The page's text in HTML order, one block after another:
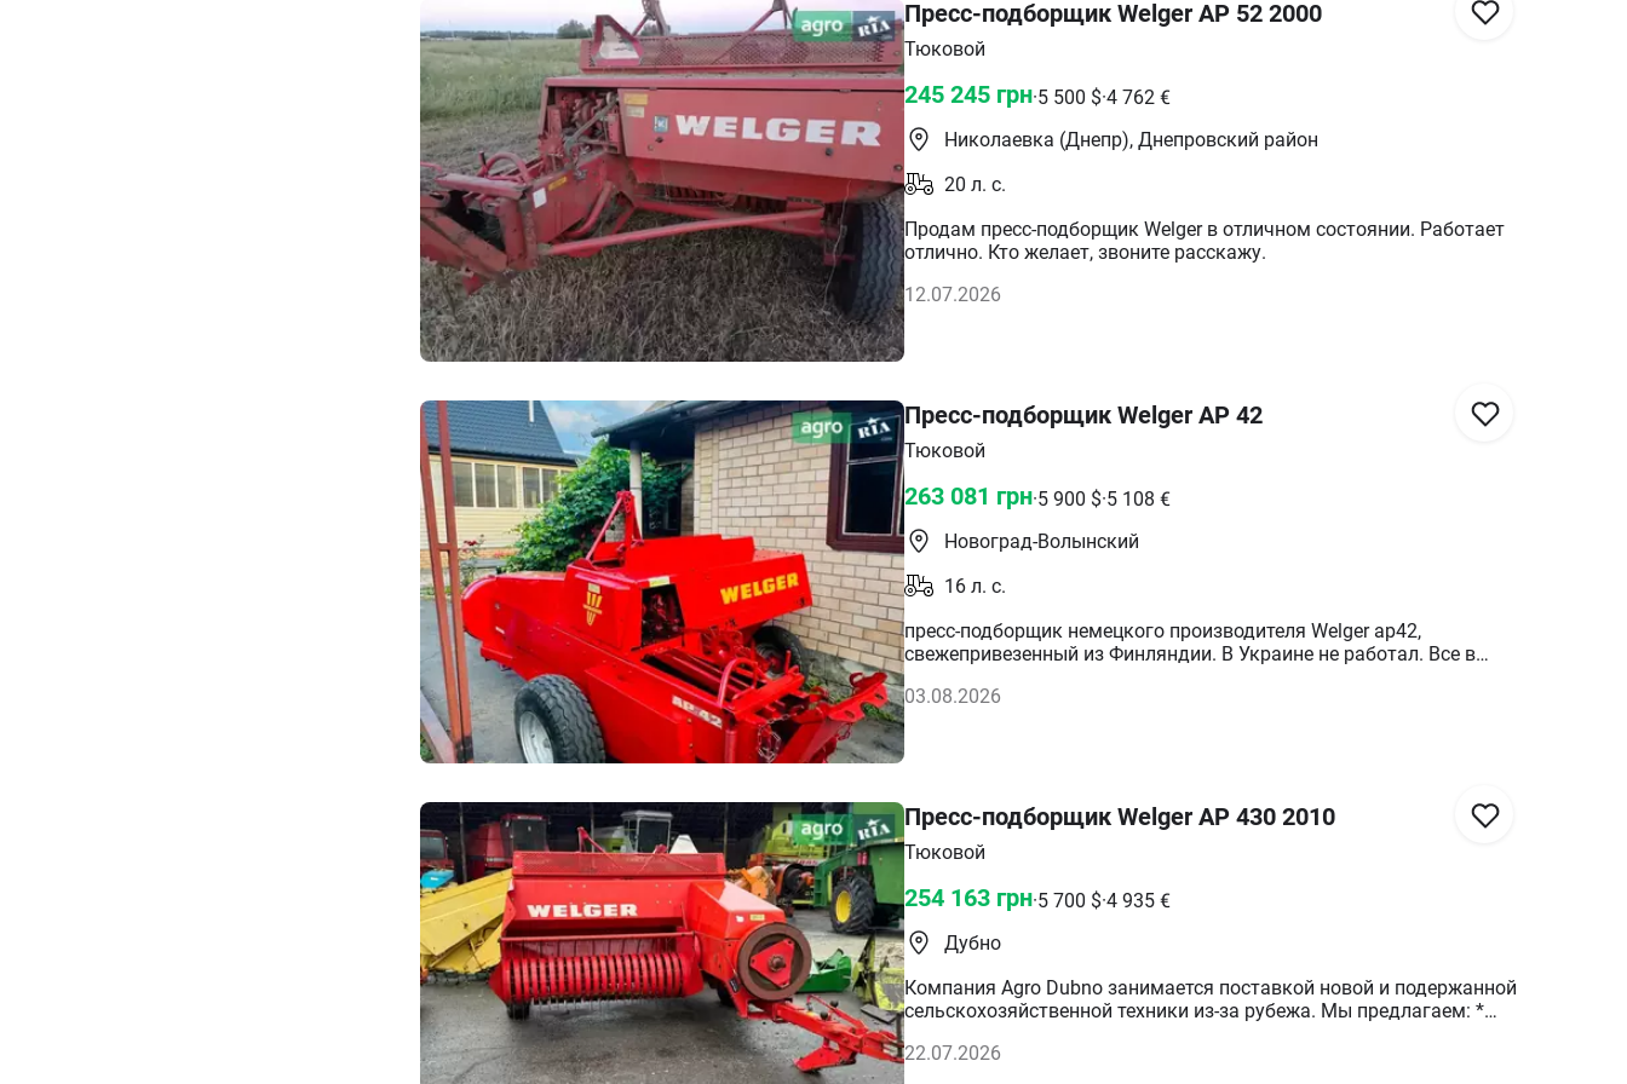
Пресс-подборщик Welger AP 52 2000
Тюковой
245 245 грн·5 500 $·4 762 €
Николаевка (Днепр), Днепровский район
20 л. с.
Продам пресс-подборщик Welger в отличном состоянии. Работает
отлично. Кто желает, звоните расскажу.
12.07.2026
Пресс-подборщик Welger AP 42
Тюковой
263 081 грн·5 900 $·5 108 €
Новоград-Волынский
16 л. с.
пресс-подборщик немецкого производителя Welger ар42,
свежепривезенный из Финляндии. В Украине не работал. Все в
к работе, чтобы работать у Вас без каких-либо капиталовложений.
03.08.2026
Пресс-подборщик Welger AP 430 2010
Тюковой
254 163 грн·5 700 $·4 935 €
Дубно
Компания Agro Dubno занимается поставкой новой и подержанной
сельскохозяйственной техники из-за рубежа. Мы предлагаем: *
комбайны, тюкопрессы, плуги, сеялки, погрузчики, прицепы,
22.07.2026